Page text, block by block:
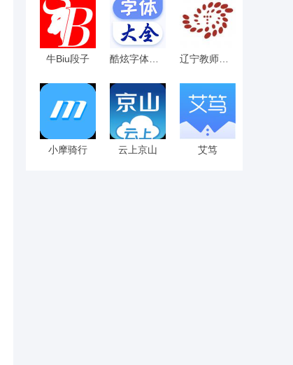
牛Biu段子
小摩骑行 云上京山 艾笃